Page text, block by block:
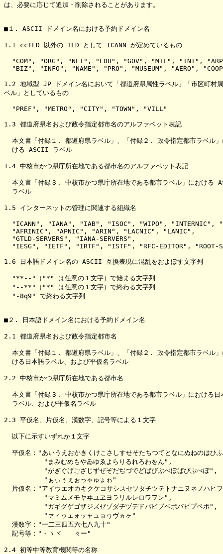
は、必要に応じて追加・削除されることがあります。
■１. ASCII ドメイン名における予約ドメイン名
1.1 ccTLD 以外の TLD として ICANN が定めているもの
"COM", "ORG", "NET", "EDU", "GOV", "MIL", "INT",
"BIZ", "INFO", "NAME", "PRO", "MUSEUM", "AERO",
1.2 地域型 JP ドメイン名において「都道府県属性ラベル」「市区町村
ベル」としているもの
  "PREF", "METRO", "CITY", "TOWN", "VILL"
1.3 都道府県名および政令指定都市名のアルファベット表記
本文書「付録１. 都道府県ラベル」、「付録２. 政令指定都市ラベル
  ける ASCII ラベル
1.4 中核市かつ県庁所在地である都市名のアルファベット表記
本文書「付録３. 中核市かつ県庁所在地である都市ラベル」における
  ラベル
1.5 インターネットの管理に関連する組織名
"ICANN", "IANA", "IAB", "ISOC", "WIPO", "INTERNIC",
  "AFRINIC", "APNIC", "ARIN", "LACNIC", "LANIC",
  "GTLD-SERVERS", "IANA-SERVERS",
"IESG", "IETF", "IRTF", "ISTF", "RFC-EDITOR", "ROOT-
1.6 日本語ドメイン名の ASCII 互換表現に混乱をおよぼす文字列
  "**--"（"*" は任意の１文字）で始まる文字列
  "--**"（"*" は任意の１文字）で終わる文字列
  "-8q9" で終わる文字列
■２. 日本語ドメイン名における予約ドメイン名
2.1 都道府県名および政令指定都市名
本文書「付録１. 都道府県ラベル」、「付録２. 政令指定都市ラベル
  ける日本語ラベル、および平仮名ラベル
2.2 中核市かつ県庁所在地である都市名
本文書「付録３. 中核市かつ県庁所在地である都市ラベル」における日
  ラベル、および平仮名ラベル
2.3 平仮名、片仮名、漢数字、記号等による１文字
  以下に示すいずれか１文字
平仮名："あいうえおかきくけこさしすせそたちつてとなにぬねのはひ
          "まみむめもやゐゆゑよらりるれろわをん",
          "がぎぐげござじずぜぞだぢづでどばびぶべぼぱぴぷぺぽ",
          "ぁぃぅぇぉっゃゅょゎ"
片仮名："アイウエオカキクケコサシスセソタチツテトナニヌネノハヒ
          "マミムメモヤヰユヱヨラリルレロワヲン",
          "ガギグゲゴザジズゼゾダヂヅデドバビブベボパピプペポ",
          "ァィゥェォッャュョヮヴヵヶ"
  漢数字："一二三四五六七八九十"
  記号等："・ヽヾゝゞ々ー"
2.4 初等中等教育機関等の名称